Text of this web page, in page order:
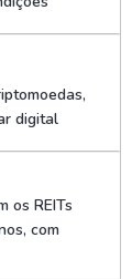
digital
os REITs
com